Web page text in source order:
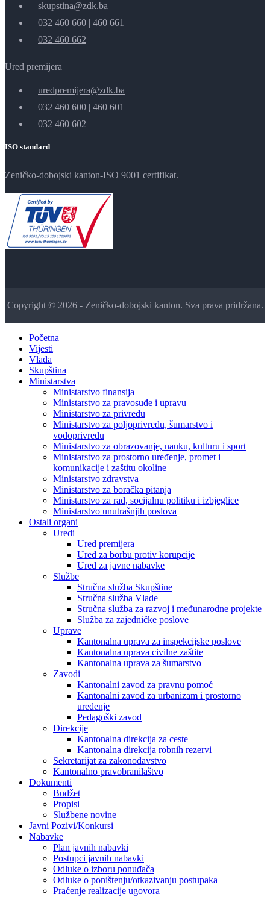
skupstina@zdk.ba
032 460 660 | 460 661
032 460 662
Ured premijera
uredpremijera@zdk.ba
032 460 600 | 460 601
032 460 602
ISO standard
Zeničko-dobojski kanton-ISO 9001 certifikat.
Copyright © 2026 - Zeničko-dobojski kanton. Sva prava pridržana.
Početna
Vijesti
Vlada
Skupština
Ministarstva
Ministarstvo finansija
Ministarstvo za pravosuđe i upravu
Ministarstvo za privredu
Ministarstvo za poljoprivredu, šumarstvo i
vodoprivredu
Ministarstvo za obrazovanje, nauku, kulturu i sport
Ministarstvo za prostorno uređenje, promet i
komunikacije i zaštitu okoline
Ministarstvo zdravstva
Ministarstvo za boračka pitanja
Ministarstvo za rad, socijalnu politiku i izbjeglice
Ministarstvo unutrašnjih poslova
Ostali organi
Uredi
Ured premijera
Ured za borbu protiv korupcije
Ured za javne nabavke
Službe
Stručna služba Skupštine
Stručna služba Vlade
Stručna služba za razvoj i međunarodne projekte
Služba za zajedničke poslove
Uprave
Kantonalna uprava za inspekcijske poslove
Kantonalna uprava civilne zaštite
Kantonalna uprava za šumarstvo
Zavodi
Kantonalni zavod za pravnu pomoć
Kantonalni zavod za urbanizam i prostorno
uređenje
Pedagoški zavod
Direkcije
Kantonalna direkcija za ceste
Kantonalna direkcija robnih rezervi
Sekretarijat za zakonodavstvo
Kantonalno pravobranilaštvo
Dokumenti
Budžet
Propisi
Službene novine
Javni Pozivi/Konkursi
Nabavke
Plan javnih nabavki
Postupci javnih nabavki
Odluke o izboru ponuđača
Odluke o poništenju/otkazivanju postupaka
Praćenje realizacije ugovora